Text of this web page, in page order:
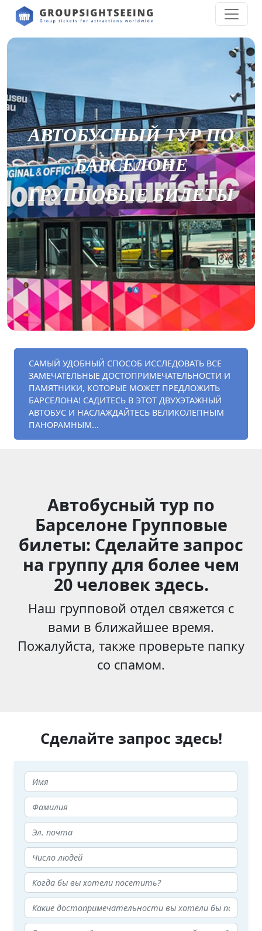
АВТОБУСНЫЙ ТУР ПО
БАРСЕЛОНЕ
ГРУППОВЫЕ БИЛЕТЫ
САМЫЙ УДОБНЫЙ СПОСОБ ИССЛЕДОВАТЬ ВСЕ
ЗАМЕЧАТЕЛЬНЫЕ ДОСТОПРИМЕЧАТЕЛЬНОСТИ И
ПАМЯТНИКИ, КОТОРЫЕ МОЖЕТ ПРЕДЛОЖИТЬ
БАРСЕЛОНА! САДИТЕСЬ В ЭТОТ ДВУХЭТАЖНЫЙ
АВТОБУС И НАСЛАЖДАЙТЕСЬ ВЕЛИКОЛЕПНЫМ
ПАНОРАМНЫМ...
Автобусный тур по
Барселоне Групповые
билеты: Сделайте запрос
на группу для более чем
20 человек здесь.
Наш групповой отдел свяжется с
вами в ближайшее время.
Пожалуйста, также проверьте папку
со спамом.
Сделайте запрос здесь!